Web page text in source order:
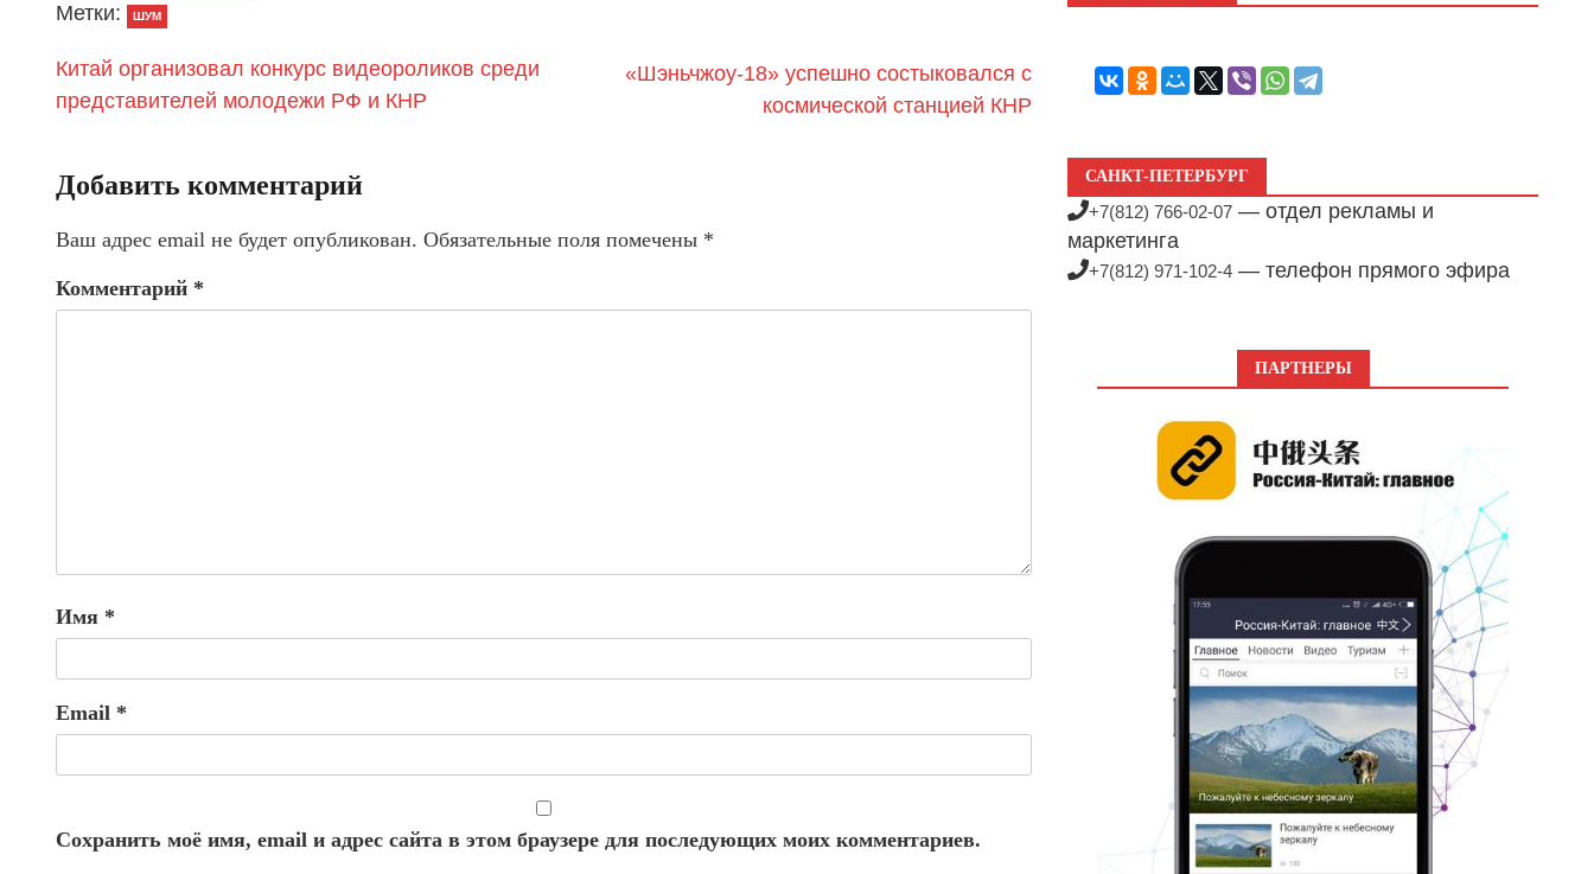
Метки: ШУМ
Китай организовал конкурс видеороликов среди
представителей молодежи РФ и КНР
«Шэньчжоу-18» успешно состыковался с
космической станцией КНР
Добавить комментарий
Ваш адрес email не будет опубликован. Обязательные поля помечены *
Комментарий *
Имя *
Email *
Сохранить моё имя, email и адрес сайта в этом браузере для последующих моих комментариев.
САНКТ-ПЕТЕРБУРГ
+7(812) 766-02-07 — отдел рекламы и
маркетинга
+7(812) 971-102-4 — телефон прямого эфира
ПАРТНЕРЫ